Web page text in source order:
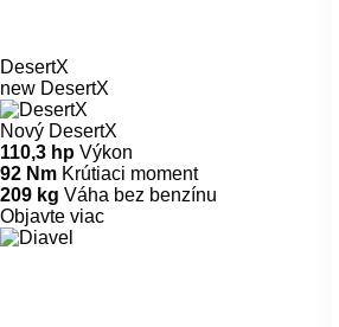
DesertX
new DesertX
Nový DesertX
110,3 hp Výkon
92 Nm Krútiaci moment
209 kg Váha bez benzínu
Objavte viac